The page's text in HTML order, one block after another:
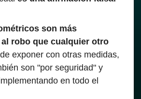
son más
robo que cualquier otro
exponer con otras medidas,
son "por seguridad" y
en todo el